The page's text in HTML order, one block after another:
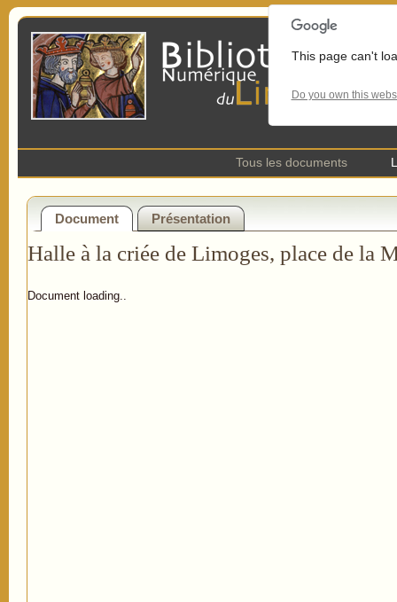
Tous les documents
Document Présentation
Halle à la criée de Limoges, place de la
Document loading..
This page can't
Do you own this